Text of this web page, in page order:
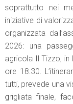
soprattutto nei
iniziative di
organizzata
2026: una
agricola Il Tizzo,
ore 18.30.
tutti, prevede una
grigliata finale,